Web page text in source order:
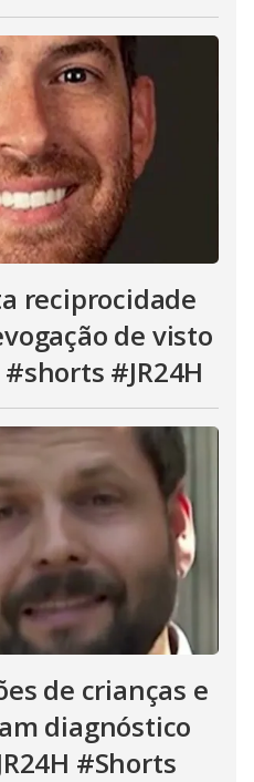
reciprocidade
de visto
#JR24H
de crianças e
diagnóstico
#Shorts